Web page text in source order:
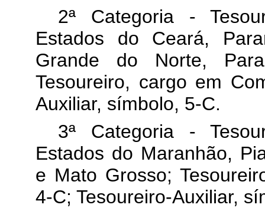
2ª Categoria -
Estados do Ceará,
Grande do Norte,
Tesoureiro, cargo em
Auxiliar, símbolo, 5-C.
3ª Categoria -
Estados do Maranhão,
e Mato Grosso;
4-C; Tesoureiro-Auxiliar,